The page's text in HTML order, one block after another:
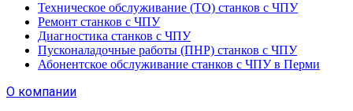
Техническое обслуживание (ТО) станков с ЧПУ
Ремонт станков с ЧПУ
Диагностика станков с ЧПУ
Пусконаладочные работы (ПНР) станков с ЧПУ
Абонентское обслуживание станков с ЧПУ в Перми
О компании